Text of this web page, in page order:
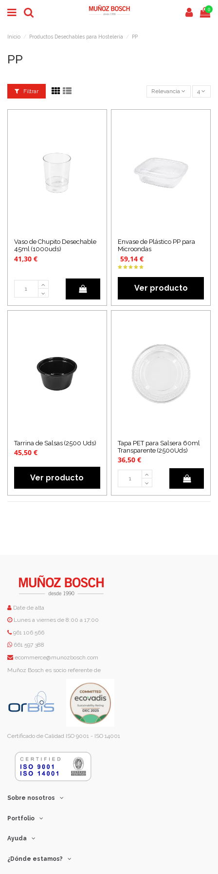
0
Inicio Productos Desechables para Hostelería PP
PP
Filtrar Relevancia 4
Vaso de Chupito Desechable
45ml (1000uds)
41,30 €
Envase de Plástico PP para
Microondas
59,14 €
Ver producto
Tarrina de Salsas (2500 Uds)
45,50 €
Ver producto
Tapa PET para Salsera 60ml
Transparente (2500Uds)
36,50 €
Date de alta
Lunes a viernes de 8:00 a 17:00
961 106 566
661 597 388
ecommerce@munozbosch.com
Muñoz Bosch es socio referente de
Certificado de Calidad ISO 9001 - ISO 14001
Sobre nosotros
Portfolio
Ayuda
¿Dónde estamos?